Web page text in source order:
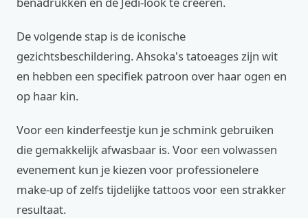
De volgende stap is de iconische
gezichtsbeschildering. Ahsoka's tatoeages zijn wit
en hebben een specifiek patroon over haar ogen en
op haar kin.
Voor een kinderfeestje kun je schmink gebruiken
die gemakkelijk afwasbaar is. Voor een volwassen
evenement kun je kiezen voor professionelere
make-up of zelfs tijdelijke tattoos voor een strakker
resultaat.